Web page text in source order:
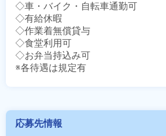
◇車・バイク・自転車通勤可
◇有給休暇
◇作業着無償貸与
◇食堂利用可
◇お弁当持込み可
※各待遇は規定有
応募先情報